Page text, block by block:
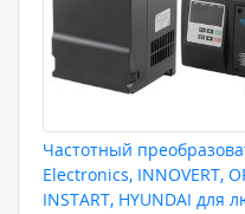
Частотный
Electronics, INNOVERT,
INSTART, HYUNDAI для